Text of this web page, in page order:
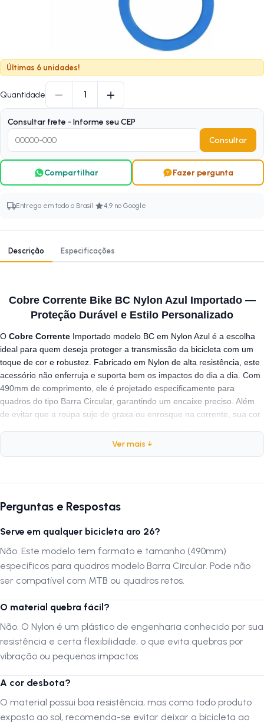
Últimas 6 unidades!
Quantidade − 1 +
Consultar frete - Informe seu CEP
Consultar
Compartilhar Fazer pergunta
Entrega em todo o Brasil · 4,9 no Google
Descrição Especificações
Cobre Corrente Bike BC Nylon Azul Importado —
Proteção Durável e Estilo Personalizado
O Cobre Corrente Importado modelo BC em Nylon Azul é a escolha
ideal para quem deseja proteger a transmissão da bicicleta com um
toque de cor e robustez. Fabricado em Nylon de alta resistência, este
acessório não enferruja e suporta bem os impactos do dia a dia. Com
490mm de comprimento, ele é projetado especificamente para
quadros do tipo Barra Circular, garantindo um encaixe preciso. Além
de evitar que a roupa suje de graxa ou enrosque na corrente, sua cor
Modelo:BC
Cor:Azul
Tamanho: 490mm
Peso:210 gramas
Função:Segurança do ciclista e proteção da corrente
O Cobre Corrente BC Nylon Azul é uma solução realista para quem
busca durabilidade e estética. A vantagem do Nylon sobre o metal é
laterais, mantendo a integridade da peça por mais tempo. Com 210g,
bicicleta contra poeira e lama, prolongando a vida útil da corrente e
garantindo um pedal mais seguro e limpo.
Ver mais ↓
Perguntas e Respostas
Serve em qualquer bicicleta aro 26?
Não. Este modelo tem formato e tamanho (490mm)
específicos para quadros modelo Barra Circular. Pode não
ser compatível com MTB ou quadros retos.
O material quebra fácil?
Não. O Nylon é um plástico de engenharia conhecido por sua
resistência e certa flexibilidade, o que evita quebras por
vibração ou pequenos impactos.
A cor desbota?
O material possui boa resistência, mas como todo produto
exposto ao sol, recomenda-se evitar deixar a bicicleta ao